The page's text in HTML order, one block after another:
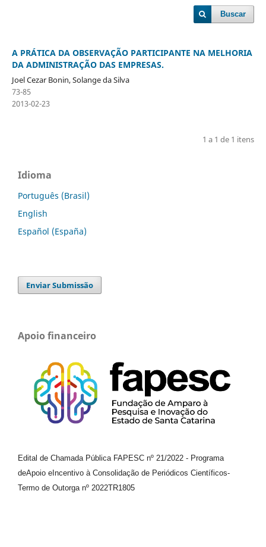
Buscar
A PRÁTICA DA OBSERVAÇÃO PARTICIPANTE NA MELHORIA
DA ADMINISTRAÇÃO DAS EMPRESAS.
Joel Cezar Bonin, Solange da Silva
73-85
2013-02-23
1 a 1 de 1 itens
Idioma
Português (Brasil)
English
Español (España)
Enviar Submissão
Apoio financeiro
Edital de Chamada Pública FAPESC nº 21/2022 - Programa
deApoio e Incentivo à Consolidação de Periódicos Científicos-
Termo de Outorga nº 2022TR1805